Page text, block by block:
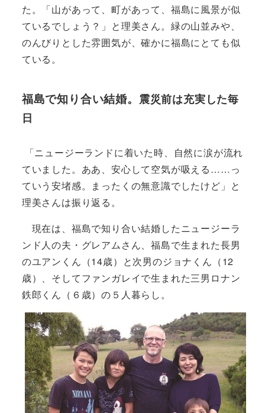
た。「山があって、町があって、福島に風景が似
ているでしょう？」と理美さん。緑の山並みや、
のんびりとした雰囲気が、確かに福島にとても似
ている。
福島で知り合い結婚。 震災前は充実した毎
日
「ニュージーランドに着いた時、自然に涙が流れ
ていました。ああ、安心して空気が吸える……っ
ていう安堵感。まったくの無意識でしたけど」と
理美さんは振り返る。
現在は、福島で知り合い結婚したニュージーラ
ンド人の夫・グレアムさん、福島で生まれた長男
のユアンくん（14歳）と次男のジョナくん（12
歳）、そしてファンガレイで生まれた三男ロナン
鉄郎くん（６歳）の５人暮らし。